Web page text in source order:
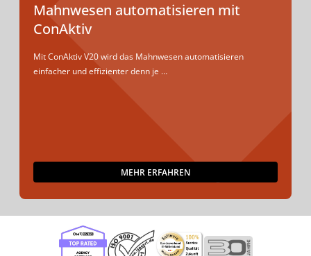
Mahnwesen automatisieren mit
ConAktiv
Mit ConAktiv V20 wird das Mahnwesen automatisieren
einfacher und effizienter denn je …
MEHR ERFAHREN